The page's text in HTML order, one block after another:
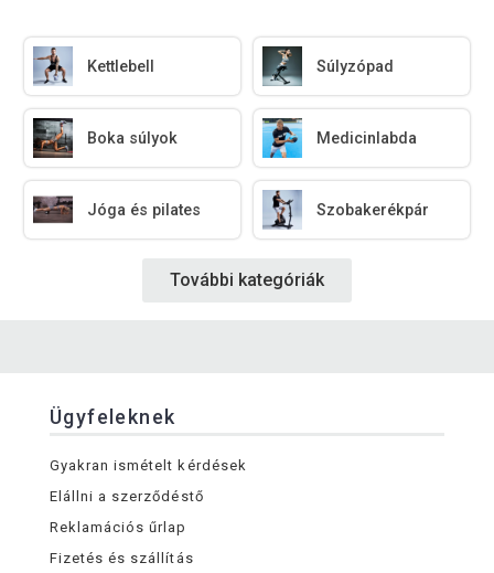
Kettlebell Súlyzópad
Boka súlyok Medicinlabda
Jóga és pilates Szobakerékpár
További kategóriák
Ügyfeleknek
Gyakran ismételt kérdések
Elállni a szerződéstő
Reklamációs űrlap
Fizetés és szállítás